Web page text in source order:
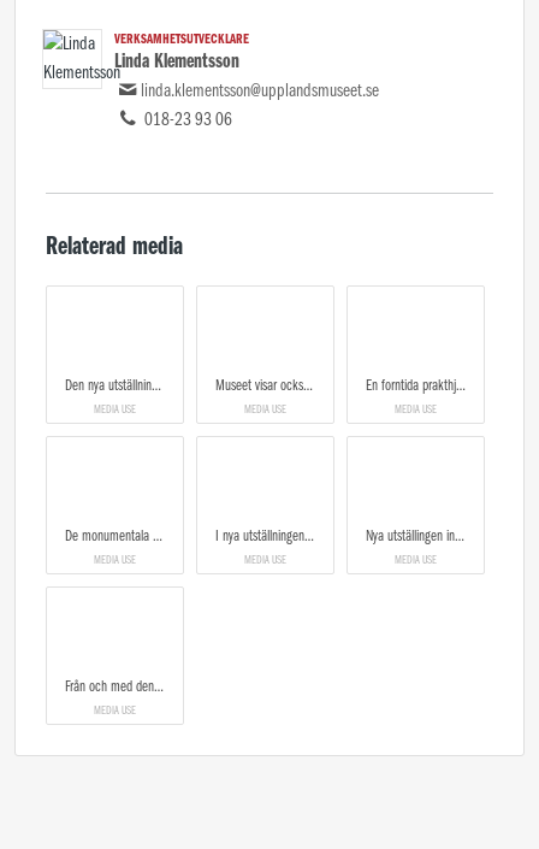
VERKSAMHETSUTVECKLARE
Linda Klementsson
linda.klementsson@upplandsmuseet.se
018-23 93 06
Relaterad media
Den nya utställningen berättar om hur kungasätet i Gamla Uppsala växte fram och når sin höjdpunkt kring år 600 e. Kr.
MEDIA USE
Museet visar också en 1400 år gammal hjälm
MEDIA USE
En forntida prakthjälm
MEDIA USE
De monumentala gravhögarna i Gamla Uppsala
MEDIA USE
I nya utställningen får besökarna se vilka lyxföremål som fanns i Gamla Uppsala.
MEDIA USE
Nya utställingen invigs 1 april 2022
MEDIA USE
Från och med den 1 april kan man besöka den nya utställningen. Foto: Anna Rasmusson/Upplandsmuseet
MEDIA USE